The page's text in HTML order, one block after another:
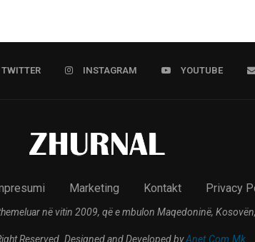
TWITTER INSTAGRAM YOUTUBE
Marketing Kontakt Privacy
në vitin 2009, që e mbulon Maqedoninë,
Reserved. Designed and Developed byAnet.Com.Mk